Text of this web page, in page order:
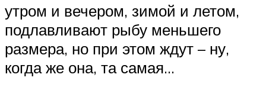
утром и вечером, зимой и летом,
подлавливают рыбу меньшего
размера, но при этом ждут – ну,
когда же она, та самая…